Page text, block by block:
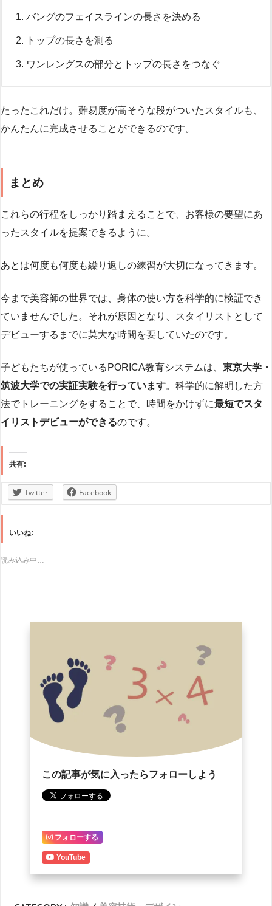
バングのフェイスラインの長さを決める
トップの長さを測る
ワンレングスの部分とトップの長さをつなぐ
たったこれだけ。難易度が高そうな段がついたスタイルも、
かんたんに完成させることができるのです。
まとめ
これらの行程をしっかり踏まえることで、お客様の要望にあ
ったスタイルを提案できるように。
あとは何度も何度も繰り返しの練習が大切になってきます。
今まで美容師の世界では、身体の使い方を科学的に検証でき
ていませんでした。それが原因となり、スタイリストとして
デビューするまでに莫大な時間を要していたのです。
子どもたちが使っているPORICA教育システムは、 東京大学・
筑波大学での実証実験を行っています。科学的に解明した方
法でトレーニングをすることで、時間をかけずに最短でスタ
イリストデビューができるのです。
共有:
Twitter Facebook
いいね:
読み込み中…
この記事が気に入ったらフォローしよう
フォローする
YouTube